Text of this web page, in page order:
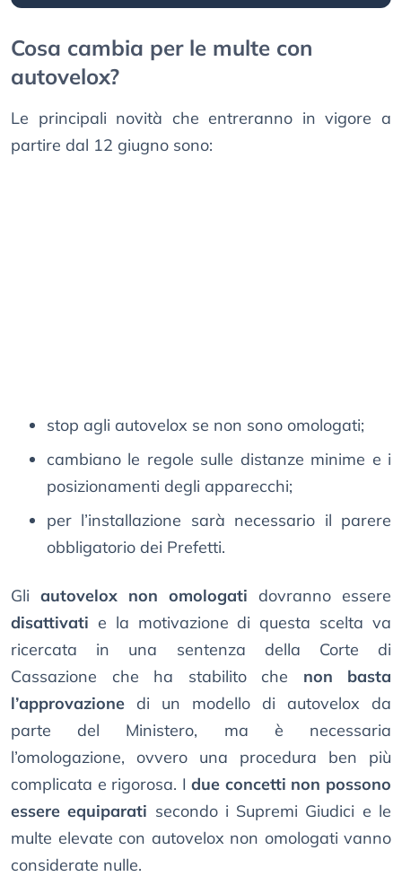
Cosa cambia per le multe con
autovelox?
Le principali novità che entreranno in vigore a
partire dal 12 giugno sono:
stop agli autovelox se non sono omologati;
cambiano le regole sulle distanze minime e i
posizionamenti degli apparecchi;
per l’installazione sarà necessario il parere
obbligatorio dei Prefetti.
Gli autovelox non omologati dovranno essere
disattivati e la motivazione di questa scelta va
ricercata in una sentenza della Corte di
Cassazione che ha stabilito che non basta
l’approvazione di un modello di autovelox da
parte del Ministero, ma è necessaria
l’omologazione, ovvero una procedura ben più
complicata e rigorosa. Idue concetti non possono
essere equiparati secondo i Supremi Giudici e le
multe elevate con autovelox non omologati vanno
considerate nulle.